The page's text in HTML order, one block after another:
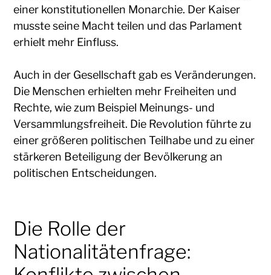
einer konstitutionellen Monarchie. Der Kaiser
musste seine Macht teilen und das Parlament
erhielt mehr Einfluss.
Auch in der Gesellschaft gab es Veränderungen.
Die Menschen erhielten mehr Freiheiten und
Rechte, wie zum Beispiel Meinungs- und
Versammlungsfreiheit. Die Revolution führte zu
einer größeren politischen Teilhabe und zu einer
stärkeren Beteiligung der Bevölkerung an
politischen Entscheidungen.
Die Rolle der
Nationalitätenfrage: